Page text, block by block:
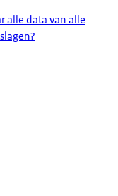
alle data van alle